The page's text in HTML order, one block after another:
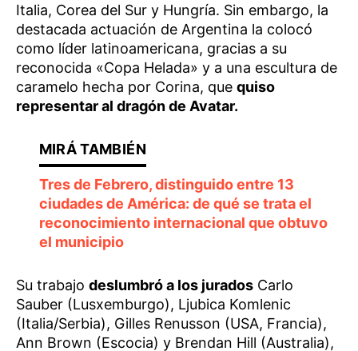
Italia, Corea del Sur y Hungría. Sin embargo, la
destacada actuación de Argentina la colocó
como líder latinoamericana, gracias a su
reconocida «Copa Helada» y a una escultura de
caramelo hecha por Corina, que quiso
representar al dragón de Avatar.
Tres de Febrero, distinguido entre 13
ciudades de América: de qué se trata el
reconocimiento internacional que obtuvo
el municipio
Su trabajo deslumbró a los jurados Carlo
Sauber (Lusxemburgo), Ljubica Komlenic
(Italia/Serbia), Gilles Renusson (USA, Francia),
Ann Brown (Escocia) y Brendan Hill (Australia),